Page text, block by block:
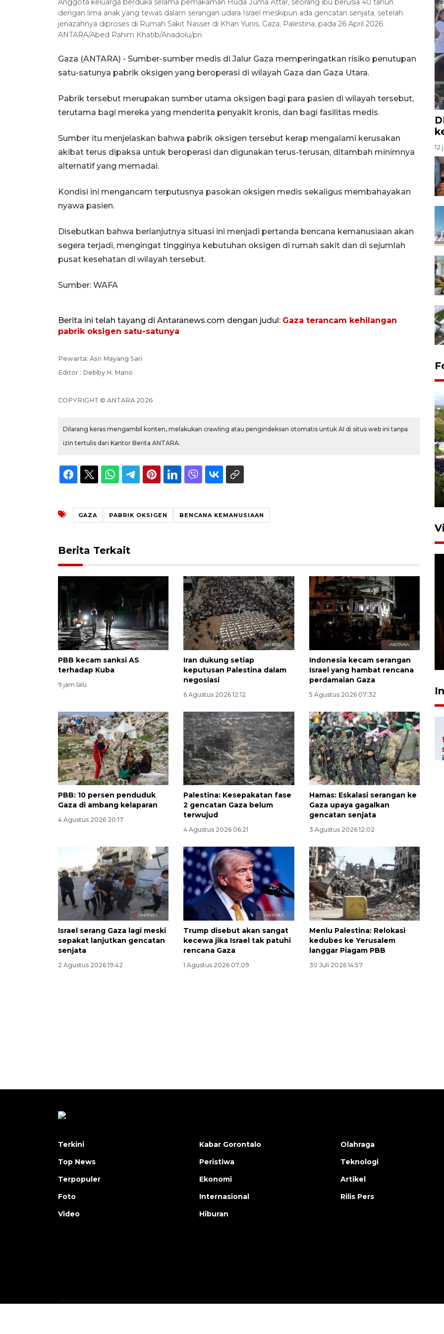
Anggota keluarga berduka selama pemakaman Huda Juma Attar, seorang ibu berusia 40 tahun
dengan lima anak yang tewas dalam serangan udara Israel meskipun ada gencatan senjata, setelah
jenazahnya diproses di Rumah Sakit Nasser di Khan Yunis, Gaza, Palestina, pada 26 April 2026.
ANTARA/Abed Rahim Khatib/Anadolu/pri.
Gaza (ANTARA) - Sumber-sumber medis di Jalur Gaza memperingatkan risiko penutupan
satu-satunya pabrik oksigen yang beroperasi di wilayah Gaza dan Gaza Utara.
Pabrik tersebut merupakan sumber utama oksigen bagi para pasien di wilayah tersebut,
terutama bagi mereka yang menderita penyakit kronis, dan bagi fasilitas medis.
Sumber itu menjelaskan bahwa pabrik oksigen tersebut kerap mengalami kerusakan
akibat terus dipaksa untuk beroperasi dan digunakan terus-terusan, ditambah minimnya
alternatif yang memadai.
Kondisi ini mengancam terputusnya pasokan oksigen medis sekaligus membahayakan
nyawa pasien.
Disebutkan bahwa berlanjutnya situasi ini menjadi pertanda bencana kemanusiaan akan
segera terjadi, mengingat tingginya kebutuhan oksigen di rumah sakit dan di sejumlah
pusat kesehatan di wilayah tersebut.
Sumber: WAFA
Berita ini telah tayang di Antaranews.com dengan judul: Gaza terancam kehilangan
pabrik oksigen satu-satunya
Pewarta: Asri Mayang Sari
Editor : Debby H. Mano
COPYRIGHT © ANTARA 2026
Dilarang keras mengambil konten, melakukan crawling atau pengindeksan otomatis untuk AI di situs web ini tanpa
izin tertulis dari Kantor Berita ANTARA.
GAZA PABRIK OKSIGEN BENCANA KEMANUSIAAN
Berita Terkait
PBB kecam sanksi AS
terhadap Kuba
9 jam lalu
Iran dukung setiap
keputusan Palestina dalam
negosiasi
6 Agustus 2026 12:12
Indonesia kecam serangan
Israel yang hambat rencana
perdamaian Gaza
5 Agustus 2026 07:32
PBB: 10 persen penduduk
Gaza di ambang kelaparan
4 Agustus 2026 20:17
Palestina: Kesepakatan fase
2 gencatan Gaza belum
terwujud
4 Agustus 2026 06:21
Hamas: Eskalasi serangan ke
Gaza upaya gagalkan
gencatan senjata
3 Agustus 2026 12:02
Israel serang Gaza lagi meski
sepakat lanjutkan gencatan
senjata
2 Agustus 2026 19:42
Trump disebut akan sangat
kecewa jika Israel tak patuhi
rencana Gaza
1 Agustus 2026 07:09
Menlu Palestina: Relokasi
kedubes ke Yerusalem
langgar Piagam PBB
30 Juli 2026 14:57
12
SPPG di Gorontalo jaga
kandungan gizi paket MBG
Ramadhan
23 Februari 2026 18:20
Terkini
Top News
Terpopuler
Foto
Video
Kabar Gorontalo
Peristiwa
Ekonomi
Internasional
Hiburan
Olahraga
Teknologi
Artikel
Rilis Pers